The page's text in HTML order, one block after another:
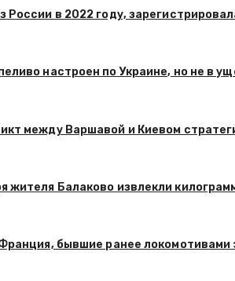
России в 2022 году,
настроен по Украине, но не в
между Варшавой и Киевом
жителя Балаково извлекли
бывшие ранее